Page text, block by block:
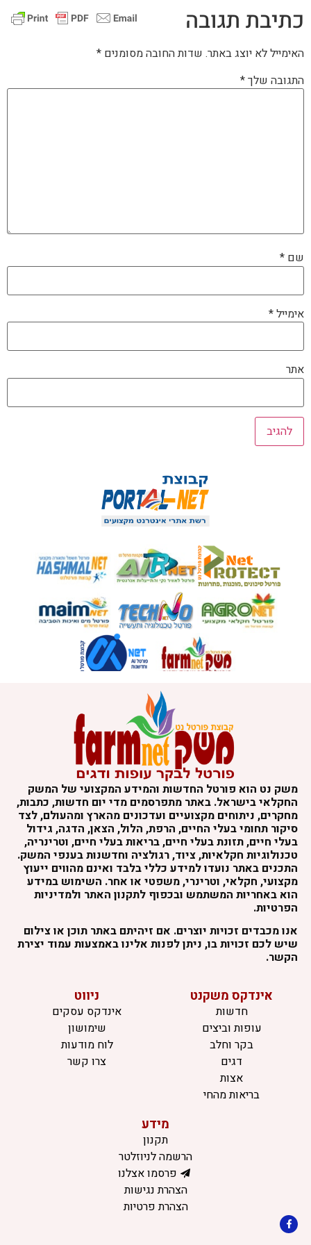
כתיבת תגובה
האימייל לא יוצג באתר. שדות החובה מסומנים *
התגובה שלך*
שם *
אימייל*
אתר
משק נט הוא פורטל החדשות והמידע המקצועי של המשק
החקלאי בישראל. באתר מתפרסמים מדי יום חדשות, כתבות,
מחקרים, ניתוחים מקצועיים ועדכונים מהארץ ומהעולם, לצד
סיקור תחומי בעלי החיים, הרפת, הלול, הצאן, הדגה, גידול
בעלי חיים, תזונת בעלי חיים, בריאות בעלי חיים, וטרינריה,
טכנולוגיות חקלאיות, ציוד, רגולציה וחדשנות בענפי המשק.
התכנים באתר נועדו למידע כללי בלבד ואינם מהווים ייעוץ
מקצועי, חקלאי, וטרינרי, משפטי או אחר. השימוש במידע
הוא באחריות המשתמש ובכפוף לתקנון האתר ולמדיניות
הפרטיות.
אנו מכבדים זכויות יוצרים. אם זיהיתם באתר תוכן או צילום
שיש לכם זכויות בו, ניתן לפנות אלינו באמצעות עמוד יצירת
הקשר.
אינדקס משקנט
חדשות
עופות וביצים
בקר וחלב
דגים
אצות
בריאות מהחי
ניווט
אינדקס עסקים
שימושון
לוח מודעות
צרו קשר
מידע
תקנון
הרשמה לניוזלטר
פרסמו אצלנו
הצהרת נגישות
הצהרת פרטיות